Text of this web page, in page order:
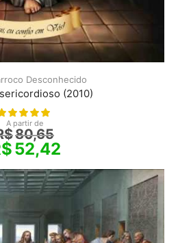
Desconhecido
(2010)
A partir de
80,65
52,42